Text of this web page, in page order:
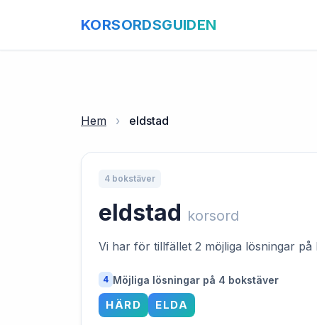
KORSORDSGUIDEN
Hem › eldstad
4 bokstäver
eldstad korsord
Vi har för tillfället 2 möjliga lösningar
4 Möjliga lösningar på 4 bokstäver
HÄRD ELDA